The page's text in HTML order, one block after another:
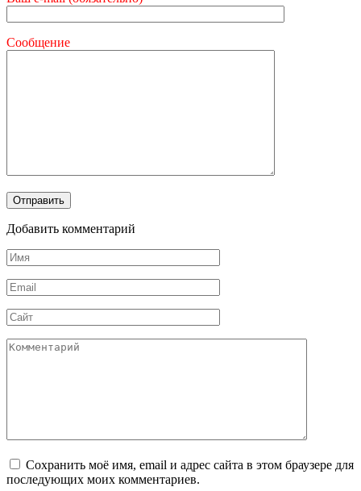
Сообщение
Добавить комментарий
Имя
*
Email
*
Сайт
Комментарий
Сохранить моё имя, email и адрес сайта в этом браузере для
последующих моих комментариев.